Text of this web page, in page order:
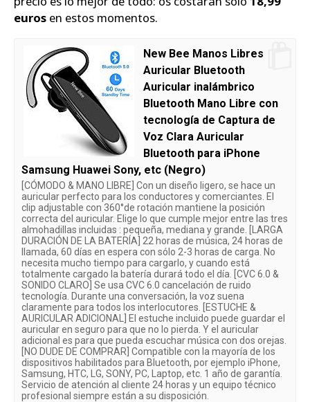
euros en estos momentos.
New Bee Manos Libres
Auricular Bluetooth
Auricular inalámbrico
Bluetooth Mano Libre con
tecnología de Captura de
Voz Clara Auricular
Bluetooth para iPhone
Samsung Huawei Sony, etc (Negro)
[CÓMODO & MANO LIBRE] Con un diseño ligero, se hace un
auricular perfecto para los conductores y comerciantes. El
clip adjustable con 360°de rotación mantiene la posición
correcta del auricular. Elige lo que cumple mejor entre las tres
almohadillas incluidas : pequeña, mediana y grande. [LARGA
DURACIÓN DE LA BATERÍA] 22 horas de música, 24 horas de
llamada, 60 días en espera con sólo 2-3 horas de carga. No
necesita mucho tiempo para cargarlo, y cuando está
totalmente cargado la batería durará todo el día. [CVC 6.0 &
SONIDO CLARO] Se usa CVC 6.0 cancelación de ruido
tecnología. Durante una conversación, la voz suena
claramente para todos los interlocutores. [ESTUCHE &
AURICULAR ADICIONAL] El estuche incluido puede guardar el
auricular en seguro para que no lo pierda. Y el auricular
adicional es para que pueda escuchar música con dos orejas.
[NO DUDE DE COMPRAR] Compatible con la mayoría de los
dispositivos habilitados para Bluetooth, por ejemplo iPhone,
Samsung, HTC, LG, SONY, PC, Laptop, etc. 1 año de garantía.
Servicio de atención al cliente 24 horas y un equipo técnico
profesional siempre están a su disposición.